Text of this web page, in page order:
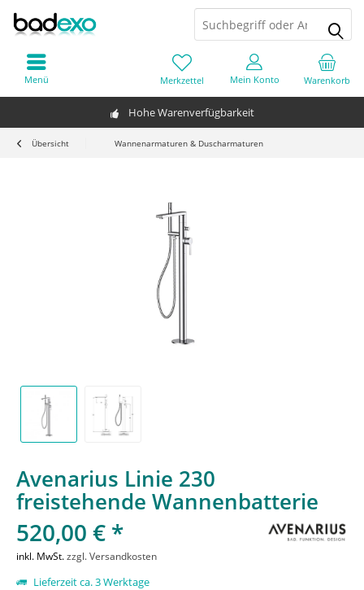
Hohe Warenverfügbarkeit
Warenkorb
Merkzettel Mein Konto
Menü
Übersicht Wannenarmaturen & Duscharmaturen
Avenarius Linie 230
freistehende Wannenbatterie
520,00 € *
inkl. MwSt.zzgl. Versandkosten
Lieferzeit ca. 3 Werktage